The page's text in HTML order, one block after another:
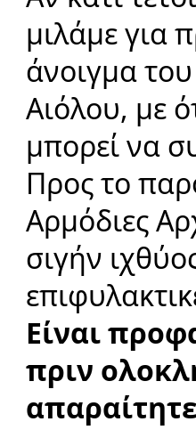
μιλάμε για
άνοιγμα
Αιόλου, με
μπορεί να
Προς το
Αρμόδιες
σιγήν
Είναι
πριν